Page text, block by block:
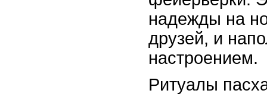
надежды на
друзей, и
настроением.
Ритуалы